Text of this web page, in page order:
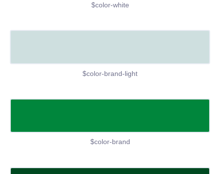
$color-white
$color-brand-light
$color-brand